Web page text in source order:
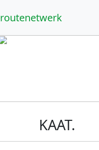
routenetwerk
KAAT.